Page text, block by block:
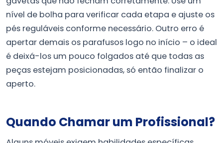
nível de bolha para verificar cada etapa e ajuste os
pés reguláveis conforme necessário. Outro erro é
apertar demais os parafusos logo no início – o ideal
é deixá-los um pouco folgados até que todas as
peças estejam posicionadas, só então finalizar o
aperto.
Quando Chamar um Profissional?